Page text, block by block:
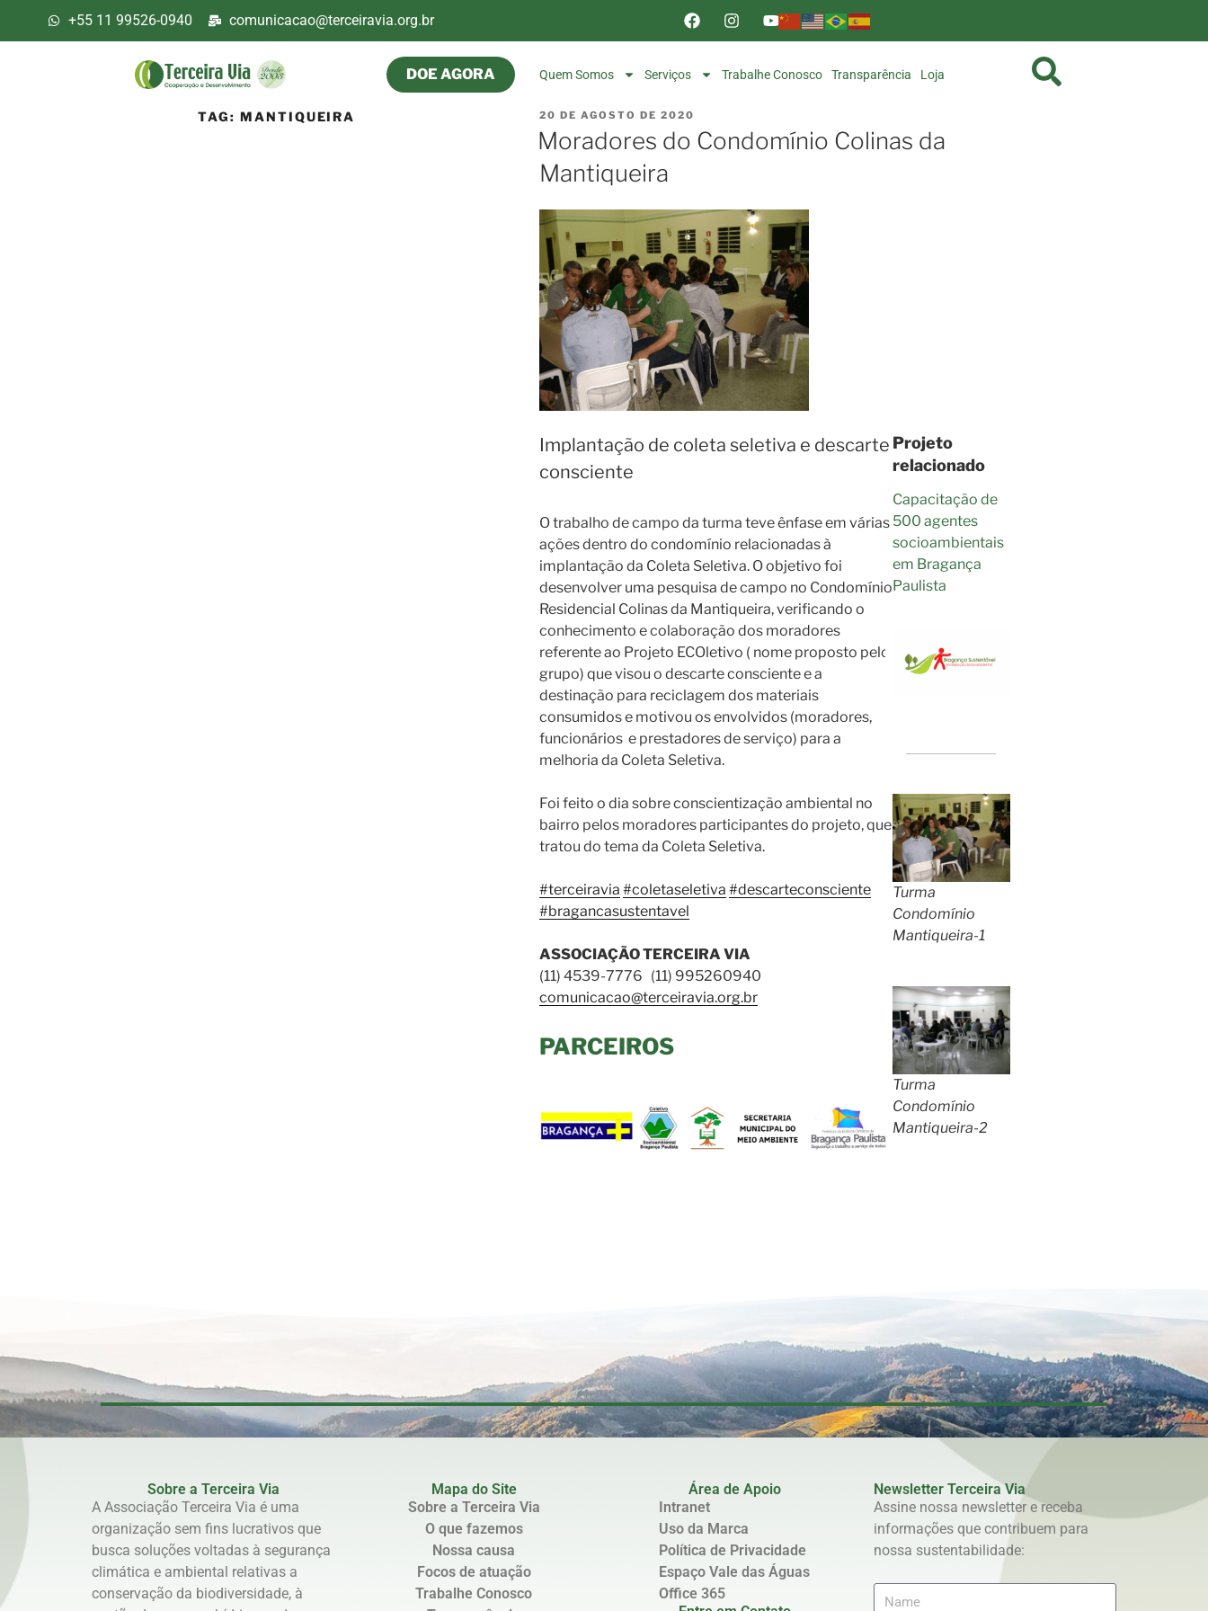
+55 11 99526-0940 comunicacao@terceiravia.org.br
DOE AGORA Quem Somos Serviços Trabalhe Conosco Transparência Loja
TAG: MANTIQUEIRA 20 DE AGOSTO DE 2020
Moradores do Condomínio Colinas da
Mantiqueira
Implantação de coleta seletiva e descarte
consciente
O trabalho de campo da turma teve ênfase em várias
ações dentro do condomínio relacionadas à
implantação da Coleta Seletiva. O objetivo foi
desenvolver uma pesquisa de campo no Condomínio
Residencial Colinas da Mantiqueira, verificando o
conhecimento e colaboração dos moradores
referente ao Projeto ECOletivo ( nome proposto pelo
grupo) que visou o descarte consciente e a
destinação para reciclagem dos materiais
consumidos e motivou os envolvidos (moradores,
funcionários e prestadores de serviço) para a
melhoria da Coleta Seletiva.
Foi feito o dia sobre conscientização ambiental no
bairro pelos moradores participantes do projeto, que
tratou do tema da Coleta Seletiva.
#terceiravia #coletaseletiva #descarteconsciente
#bragancasustentavel
ASSOCIAÇÃO TERCEIRA VIA
(11) 4539-7776 (11) 995260940
comunicacao@terceiravia.org.br
PARCEIROS
Projeto
relacionado
Capacitação de
500 agentes
socioambientais
em Bragança
Paulista
Turma
Condomínio
Mantiqueira-1
Turma
Condomínio
Mantiqueira-2
Sobre a Terceira Via
A Associação Terceira Via é uma
organização sem fins lucrativos que
busca soluções voltadas à segurança
climática e ambiental relativas a
conservação da biodiversidade, à
Mapa do Site
Sobre a Terceira Via
O que fazemos
Nossa causa
Focos de atuação
Trabalhe Conosco
Área de Apoio
Intranet
Uso da Marca
Política de Privacidade
Espaço Vale das Águas
Office 365
Newsletter Terceira Via
Assine nossa newsletter e receba
informações que contribuem para
nossa sustentabilidade: